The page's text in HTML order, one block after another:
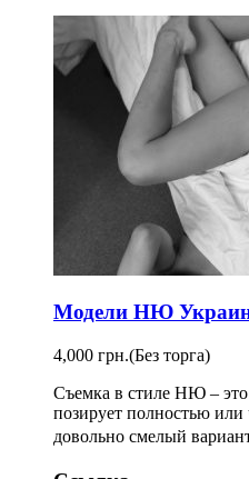
Модели НЮ
4,000 грн.(Без торга)
Съемка в стиле НЮ –
позирует полностью
довольно смелый